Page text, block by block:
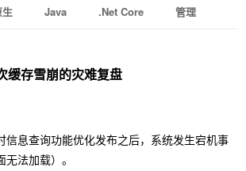
Java .Net Core 管理
缓存雪崩的灾难复盘
信息查询功能优化发布之后，系统发生宕机事
法加载）。